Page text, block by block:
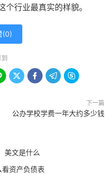
行业最真实的样貌。
(0)
   
下一篇
公办学校学费一年大约多少钱
美文是什么
看资产负债表